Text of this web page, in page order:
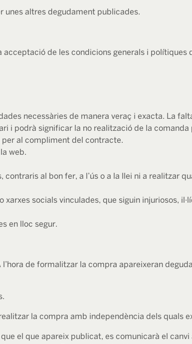
unes altres degudament publicades.
acceptació de les condicions generals i
necessàries de manera veraç i exacta. La
i podrà significar la no realització de la comanda
al compliment del contracte.
web.
al bon fer, a l’ús o a la llei ni a realitzar
socials vinculades, que siguin injuriosos,
en lloc segur.
l’hora de formalitzar la compra apareixeran
la compra amb independència dels quals
el que apareix publicat, es comunicarà el